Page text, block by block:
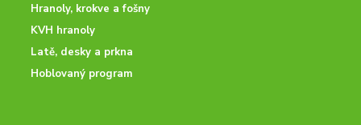
Hranoly, krokve a fošny
KVH hranoly
Latě, desky a prkna
Hoblovaný program